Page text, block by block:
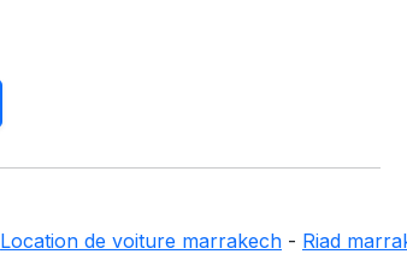
Location de voiture marrakech - Riad